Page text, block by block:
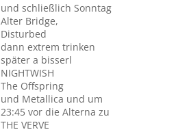
und schließlich Sonntag
Alter Bridge,
Disturbed
dann extrem trinken
später a bisserl
NIGHTWISH
The Offspring
und Metallica und um
23:45 vor die Alterna zu
THE VERVE